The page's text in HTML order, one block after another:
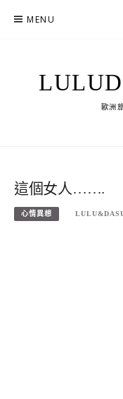
MENU
歐洲
這個女人…….
心情異想